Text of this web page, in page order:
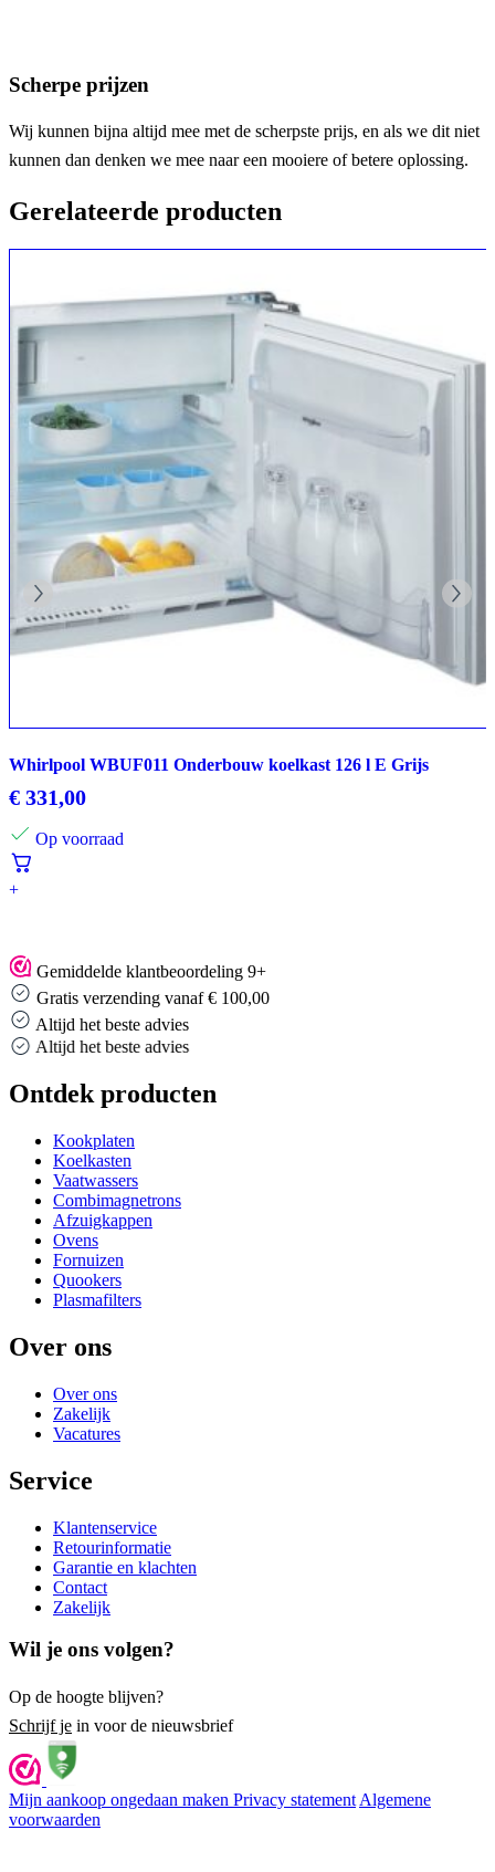
Scherpe prijzen
Wij kunnen bijna altijd mee met de scherpste prijs, en als we dit niet
kunnen dan denken we mee naar een mooiere of betere oplossing.
Gerelateerde producten
Whirlpool WBUF011 Onderbouw koelkast 126 l E Grijs
€ 331,00
Op voorraad
+
Gemiddelde klantbeoordeling 9+
Gratis verzending vanaf € 100,00
Altijd het beste advies
Altijd het beste advies
Ontdek producten
Kookplaten
Koelkasten
Vaatwassers
Combimagnetrons
Afzuigkappen
Ovens
Fornuizen
Quookers
Plasmafilters
Over ons
Over ons
Zakelijk
Vacatures
Service
Klantenservice
Retourinformatie
Garantie en klachten
Contact
Zakelijk
Wil je ons volgen?
Op de hoogte blijven?
Schrijf je in voor de nieuwsbrief
Mijn aankoop ongedaan maken Privacy statement Algemene
voorwaarden